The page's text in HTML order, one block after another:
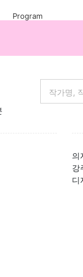
Program
의
강
디